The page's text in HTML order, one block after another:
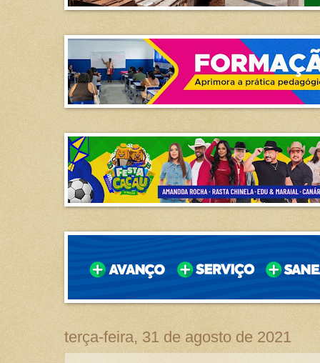
terça-feira, 31 de agosto de 2021